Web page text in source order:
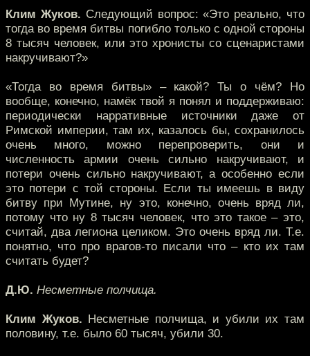
Клим Жуков. Следующий вопрос: «Это реально, что
тогда во время битвы погибло только с одной стороны
8 тысяч человек, или это хронисты со сценаристами
накручивают?»
«Тогда во время битвы» – какой? Ты о чём? Но
вообще, конечно, намёк твой я понял и поддерживаю:
периодически нарративные источники даже от
Римской империи, там их, казалось бы, сохранилось
очень много, можно перепроверить, они и
численность армии очень сильно накручивают, и
потери очень сильно накручивают, а особенно если
это потери с той стороны. Если ты имеешь в виду
битву при Мутине, ну это, конечно, очень вряд ли,
потому что ну 8 тысяч человек, что это такое – это,
считай, два легиона целиком. Это очень вряд ли. Т.е.
понятно, что про врагов-то писали что – кто их там
считать будет?
Д.Ю. Несметные полчища.
Клим Жуков. Несметные полчища, и убили их там
половину, т.е. было 60 тысяч, убили 30.